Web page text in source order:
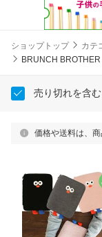
ショップトップ カテ
BRUNCH
売り切れを含む
価格や送料は、